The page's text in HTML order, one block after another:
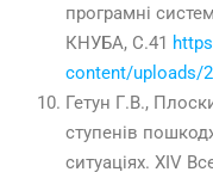
програмні
КНУБА, C.41
content/uploads/
Гетун Г.В.,
ступенів
ситуаціях. XIV